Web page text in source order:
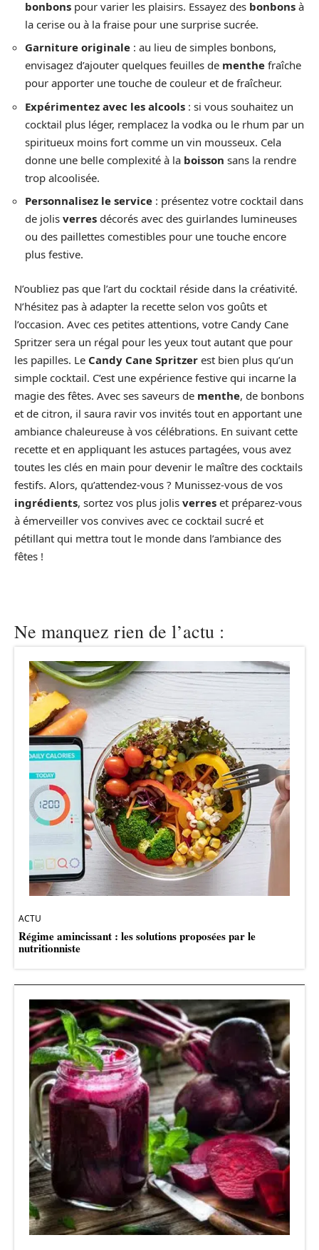
bonbons pour varier les plaisirs. Essayez des bonbons à
la cerise ou à la fraise pour une surprise sucrée.
Garniture originale : au lieu de simples bonbons,
envisagez d’ajouter quelques feuilles de menthe fraîche
pour apporter une touche de couleur et de fraîcheur.
Expérimentez avec les alcools : si vous souhaitez un
cocktail plus léger, remplacez la vodka ou le rhum par un
spiritueux moins fort comme un vin mousseux. Cela
donne une belle complexité à la boisson sans la rendre
trop alcoolisée.
Personnalisez le service : présentez votre cocktail dans
de jolis verres décorés avec des guirlandes lumineuses
ou des paillettes comestibles pour une touche encore
plus festive.
N’oubliez pas que l’art du cocktail réside dans la créativité.
N’hésitez pas à adapter la recette selon vos goûts et
l’occasion. Avec ces petites attentions, votre Candy Cane
Spritzer sera un régal pour les yeux tout autant que pour
les papilles. Le Candy Cane Spritzer est bien plus qu’un
simple cocktail. C’est une expérience festive qui incarne la
magie des fêtes. Avec ses saveurs de menthe, de bonbons
et de citron, il saura ravir vos invités tout en apportant une
ambiance chaleureuse à vos célébrations. En suivant cette
recette et en appliquant les astuces partagées, vous avez
toutes les clés en main pour devenir le maître des cocktails
festifs. Alors, qu’attendez-vous ? Munissez-vous de vos
ingrédients, sortez vos plus jolis verres et préparez-vous
à émerveiller vos convives avec ce cocktail sucré et
pétillant qui mettra tout le monde dans l’ambiance des
fêtes !
Ne manquez rien de l’actu :
ACTU
Régime amincissant : les solutions proposées par le
nutritionniste